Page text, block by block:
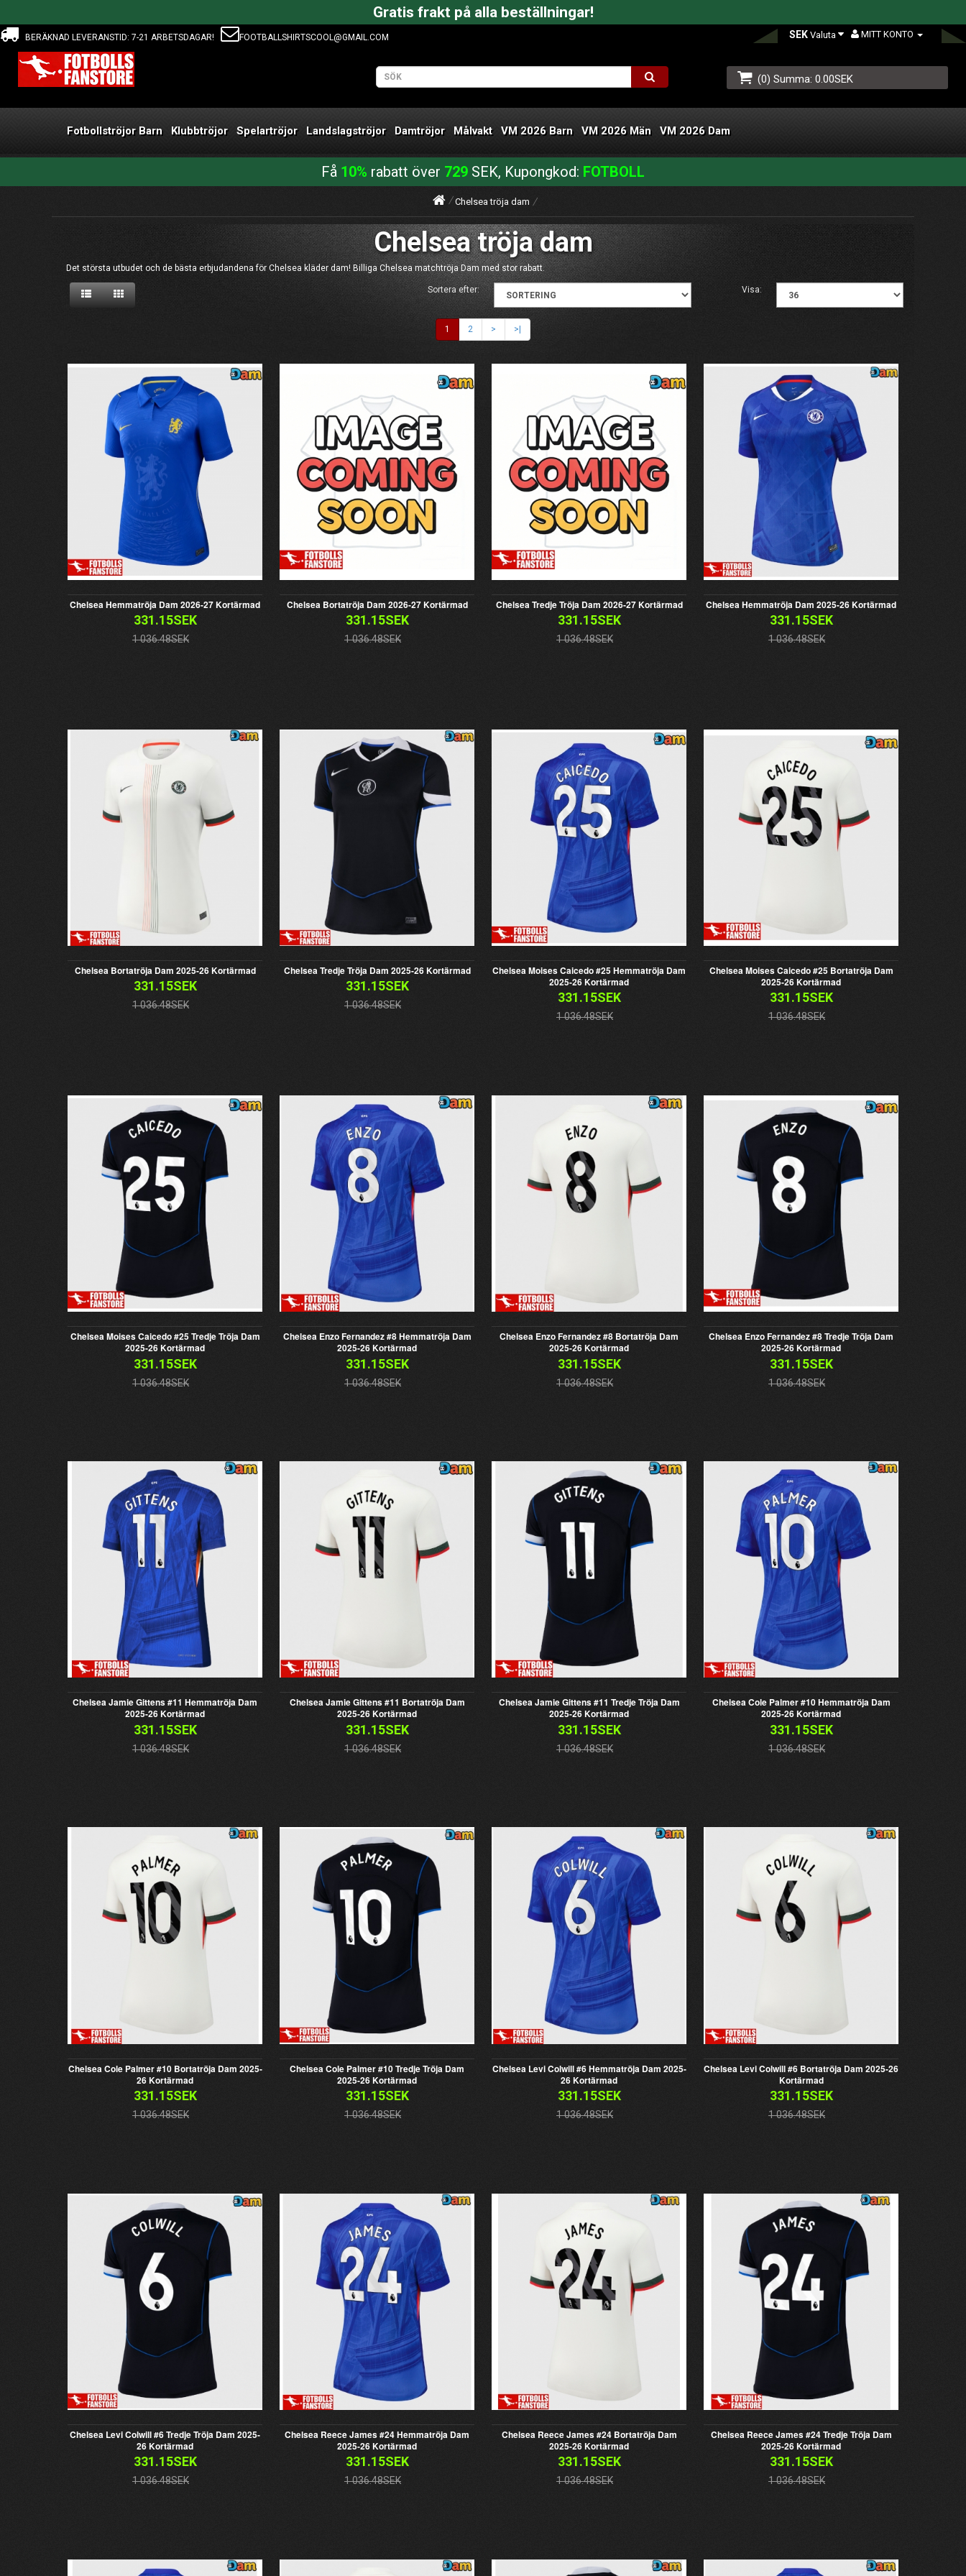
Gratis frakt på alla beställningar!
BERÄKNAD LEVERANSTID: 7-21 ARBETSDAGAR! FOOTBALLSHIRTSCOOL@GMAIL.COM MITT KONTO
SEK Valuta
(0) Summa: 0.00SEK
Fotbollströjor Barn Klubbtröjor Spelartröjor Landslagströjor Damtröjor Målvakt VM 2026 Barn VM 2026 Män VM 2026 Dam
Få 10% rabatt över 729 SEK, Kupongkod: FOTBOLL
Chelsea tröja dam
Chelsea tröja dam
Det största utbudet och de bästa erbjudandena för Chelsea kläder dam! Billiga Chelsea matchtröja Dam med stor rabatt.
Sortera efter: Visa:
1 2 > >|
Chelsea Hemmatröja Dam 2026-27 Kortärmad
331.15SEK
1 036.48SEK
Chelsea Bortatröja Dam 2026-27 Kortärmad
331.15SEK
1 036.48SEK
Chelsea Tredje Tröja Dam 2026-27 Kortärmad
331.15SEK
1 036.48SEK
Chelsea Hemmatröja Dam 2025-26 Kortärmad
331.15SEK
1 036.48SEK
Chelsea Bortatröja Dam 2025-26 Kortärmad
331.15SEK
1 036.48SEK
Chelsea Tredje Tröja Dam 2025-26 Kortärmad
331.15SEK
1 036.48SEK
Chelsea Moises Caicedo #25 Hemmatröja Dam
2025-26 Kortärmad
331.15SEK
1 036.48SEK
Chelsea Moises Caicedo #25 Bortatröja Dam
2025-26 Kortärmad
331.15SEK
1 036.48SEK
Chelsea Moises Caicedo #25 Tredje Tröja Dam
2025-26 Kortärmad
331.15SEK
1 036.48SEK
Chelsea Enzo Fernandez #8 Hemmatröja Dam
2025-26 Kortärmad
331.15SEK
1 036.48SEK
Chelsea Enzo Fernandez #8 Bortatröja Dam
2025-26 Kortärmad
331.15SEK
1 036.48SEK
Chelsea Enzo Fernandez #8 Tredje Tröja Dam
2025-26 Kortärmad
331.15SEK
1 036.48SEK
Chelsea Jamie Gittens #11 Hemmatröja Dam
2025-26 Kortärmad
331.15SEK
1 036.48SEK
Chelsea Jamie Gittens #11 Bortatröja Dam
2025-26 Kortärmad
331.15SEK
1 036.48SEK
Chelsea Jamie Gittens #11 Tredje Tröja Dam
2025-26 Kortärmad
331.15SEK
1 036.48SEK
Chelsea Cole Palmer #10 Hemmatröja Dam
2025-26 Kortärmad
331.15SEK
1 036.48SEK
Chelsea Cole Palmer #10 Bortatröja Dam 2025-
26 Kortärmad
331.15SEK
1 036.48SEK
Chelsea Cole Palmer #10 Tredje Tröja Dam
2025-26 Kortärmad
331.15SEK
1 036.48SEK
Chelsea Levi Colwill #6 Hemmatröja Dam 2025-
26 Kortärmad
331.15SEK
1 036.48SEK
Chelsea Levi Colwill #6 Bortatröja Dam 2025-26
Kortärmad
331.15SEK
1 036.48SEK
Chelsea Levi Colwill #6 Tredje Tröja Dam 2025-
26 Kortärmad
331.15SEK
1 036.48SEK
Chelsea Reece James #24 Hemmatröja Dam
2025-26 Kortärmad
331.15SEK
1 036.48SEK
Chelsea Reece James #24 Bortatröja Dam
2025-26 Kortärmad
331.15SEK
1 036.48SEK
Chelsea Reece James #24 Tredje Tröja Dam
2025-26 Kortärmad
331.15SEK
1 036.48SEK